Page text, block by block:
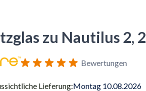
zu Nautilus 2,
Bewertungen
Lieferung:Montag 10.08.2026